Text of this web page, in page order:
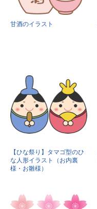
甘酒のイラスト
【ひな祭り】タマゴ型のひ
な人形イラスト（お内裏
様・お雛様）